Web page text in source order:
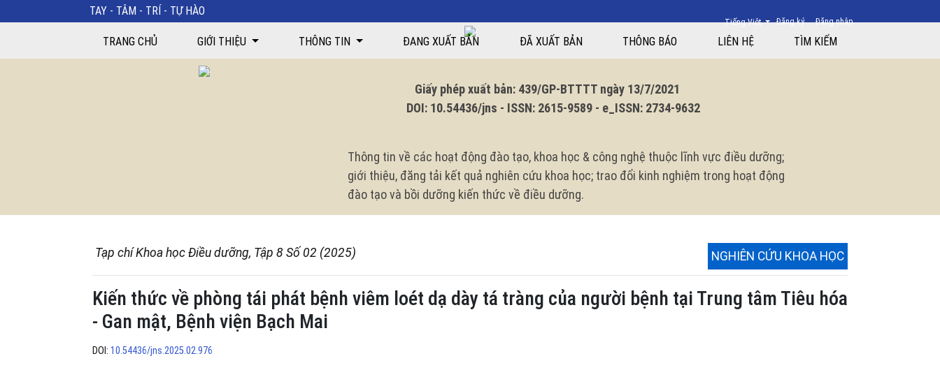
Kiến thức về phòng tái phát bệnh viêm loét dạ dày tá tràng của người bệnh tại Trung tâm Tiêu hóa - Gan mật, Bệnh viện Bạch Mai
TAY - TÂM - TRÍ - TỰ HÀO
Đăng ký Đăng nhập
Thay đổi ngôn ngữ. Ngôn ngữ hiện tại là:
Tiếng Việt
TRANG CHỦ GIỚI THIỆU THÔNG TIN ĐANG XUẤT BẢN ĐÃ XUẤT BẢN THÔNG BÁO LIÊN HỆ TÌM KIẾM
Giấy phép xuất bản: 439/GP-BTTTT ngày 13/7/2021
DOI: 10.54436/jns - ISSN: 2615-9589 - e_ISSN: 2734-9632
Thông tin về các hoạt động đào tạo, khoa học & công nghệ thuộc lĩnh vực điều dưỡng;
giới thiệu, đăng tải kết quả nghiên cứu khoa học; trao đổi kinh nghiệm trong hoạt động
đào tạo và bồi dưỡng kiến thức về điều dưỡng.
Tạp chí Khoa học Điều dưỡng, Tập 8 Số 02 (2025) NGHIÊN CỨU KHOA HỌC
Kiến thức về phòng tái phát bệnh viêm loét dạ dày tá tràng của người bệnh tại Trung tâm Tiêu hóa
- Gan mật, Bệnh viện Bạch Mai
DOI: 10.54436/jns.2025.02.976